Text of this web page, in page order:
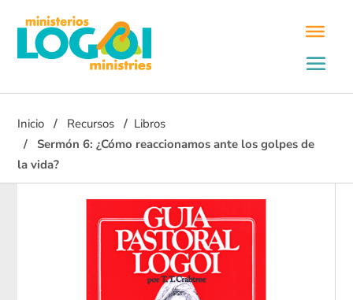
Inicio Recursos
Libros
Sermón 6: ¿Cómo reaccionamos ante los golpes de
la vida?